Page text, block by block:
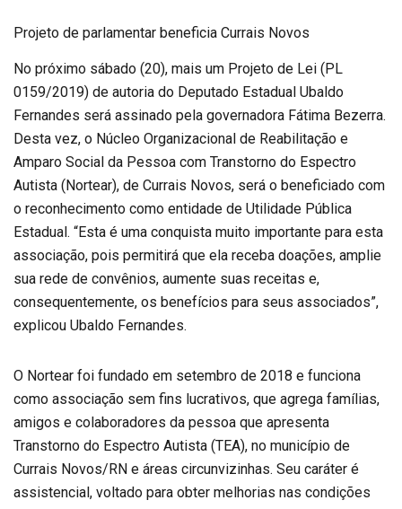
Projeto de parlamentar beneficia Currais Novos
No próximo sábado (20), mais um Projeto de Lei (PL
0159/2019) de autoria do Deputado Estadual Ubaldo
Fernandes será assinado pela governadora Fátima Bezerra.
Desta vez, o Núcleo Organizacional de Reabilitação e
Amparo Social da Pessoa com Transtorno do Espectro
Autista (Nortear), de Currais Novos, será o beneficiado com
o reconhecimento como entidade de Utilidade Pública
Estadual. “Esta é uma conquista muito importante para esta
associação, pois permitirá que ela receba doações, amplie
sua rede de convênios, aumente suas receitas e,
consequentemente, os benefícios para seus associados”,
explicou Ubaldo Fernandes.
O Nortear foi fundado em setembro de 2018 e funciona
como associação sem fins lucrativos, que agrega famílias,
amigos e colaboradores da pessoa que apresenta
Transtorno do Espectro Autista (TEA), no município de
Currais Novos/RN e áreas circunvizinhas. Seu caráter é
assistencial, voltado para obter melhorias nas condições